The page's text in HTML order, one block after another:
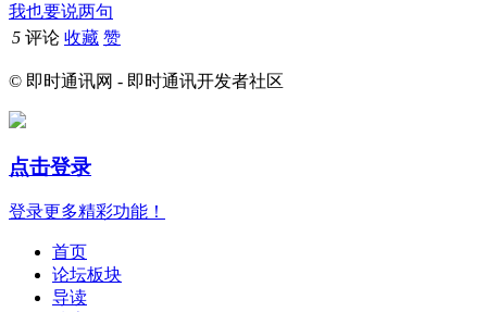
我也要说两句
5 评论 收藏 赞
© 即时通讯网 - 即时通讯开发者社区
点击登录
登录更多精彩功能！
首页
论坛板块
导读